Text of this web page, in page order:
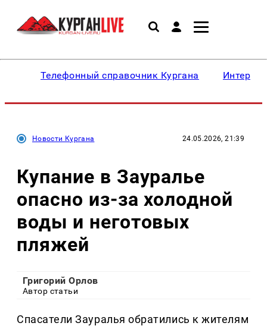
Телефонный справочник Кургана
Новости Кургана 24.05.2026, 21:39
Купание в Зауралье
опасно из-за холодной
воды и неготовых
пляжей
Григорий Орлов
Автор статьи
Спасатели Зауралья обратились к жителям